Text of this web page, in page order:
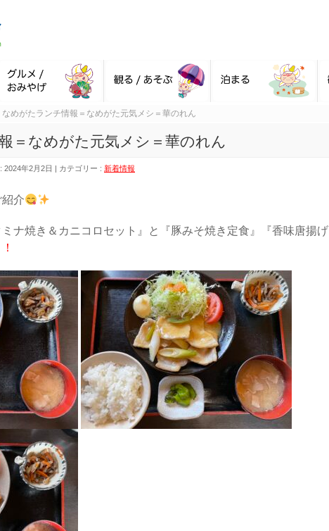
なめがたランチ情報＝なめがた元気メシ＝華のれん
＝なめがた元気メシ＝華のれん
2024年2月2日 カテゴリー : 新着情報
介
ミナ焼き＆カニコロセット』と『豚みそ焼き定食』『香味唐揚げ
！